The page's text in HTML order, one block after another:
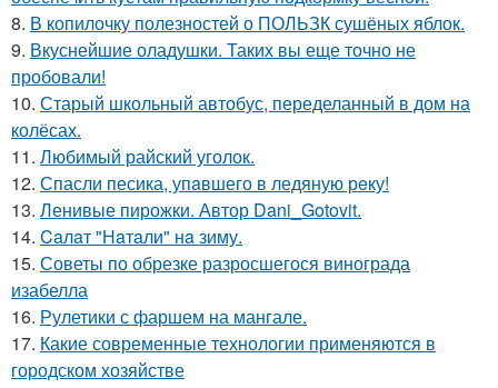
8. В копилочку полезностей о ПОЛЬЗК сушёных яблок.
9. Вкуснейшие оладушки. Таких вы еще точно не
пробовали!
10. Старый школьный автобус, переделанный в дом на
колёсах.
11. Любимый райский уголок.
12. Спасли песика, упaвшего в ледяную рeку!
13. Ленивые пирожки. Автор Dani_Gotovit.
14. Caлaт "Нaтaли" нa зиму.
15. Советы по обрезке разросшегося винограда
изабелла
16. Рулетики с фаршем на мангале.
17. Какие современные технологии применяются в
городском хозяйстве